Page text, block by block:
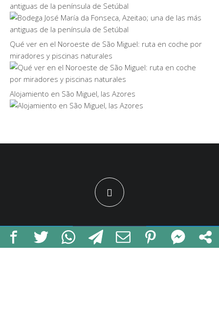
antiguas de la península de Setúbal
Qué ver en el Noroeste de São Miguel: ruta en coche por
miradores y piscinas naturales
Alojamiento en São Miguel, las Azores